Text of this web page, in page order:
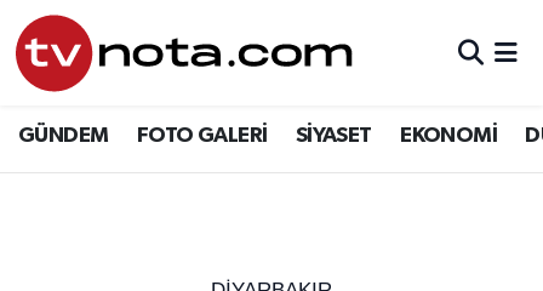
GÜNDEM FOTO GALERİ SİYASET EKONOMİ
GÜNDEM
Hava Durumu